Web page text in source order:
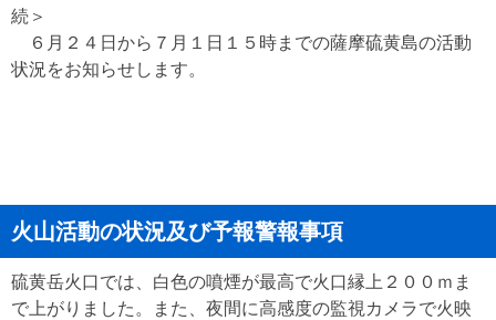
続＞
６月２４日から７月１日１５時までの薩摩硫黄島の活動
状況をお知らせします。
火山活動の状況及び予報警報事項
硫黄岳火口では、白色の噴煙が最高で火口縁上２００ｍま
で上がりました。また、夜間に高感度の監視カメラで火映